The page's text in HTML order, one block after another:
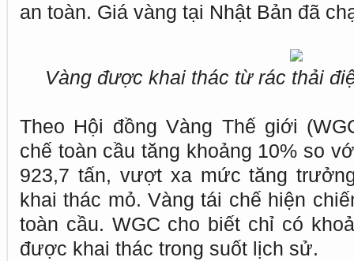
an toàn. Giá vàng tại Nhật Bản đã
Vàng được khai thác từ rác thải
Theo Hội đồng Vàng Thế giới
chế toàn cầu tăng khoảng 10% so
923,7 tấn, vượt xa mức tăng
khai thác mỏ. Vàng tái chế hiện
toàn cầu. WGC cho biết chỉ có
được khai thác trong suốt lịch sử.